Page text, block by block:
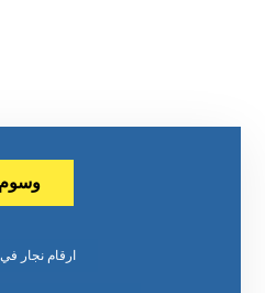
وسوم
ارقام نجار